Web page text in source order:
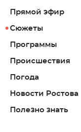
Прямой эфир
Сюжеты
Программы
Происшествия
Погода
Новости Ростова
Полезно знать